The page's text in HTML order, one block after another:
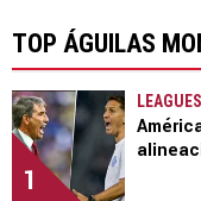
TOP ÁGUILAS
1